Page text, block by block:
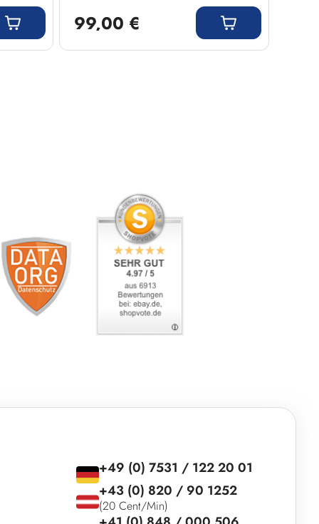
99,00 €
+49 (0) 7531 / 122 20 01
+43 (0) 820 / 90 1252
(20 Cent/Min)